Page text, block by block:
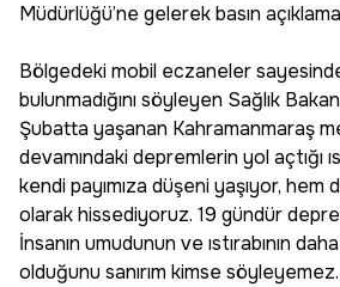
Müdürlüğü’ne gelerek basın
Bölgedeki mobil eczaneler sayesinde
bulunmadığını söyleyen Sağlık
Şubatta yaşanan Kahramanmaraş
devamındaki depremlerin yol açtığı
kendi payımıza düşeni yaşıyor, hem
olarak hissediyoruz. 19 gündür
İnsanın umudunun ve ıstırabının
olduğunu sanırım kimse